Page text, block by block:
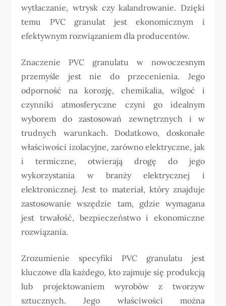
wytłaczanie, wtrysk czy kalandrowanie. Dzięki
temu PVC granulat jest ekonomicznym i
efektywnym rozwiązaniem dla producentów.
Znaczenie PVC granulatu w nowoczesnym
przemyśle jest nie do przecenienia. Jego
odporność na korozję, chemikalia, wilgoć i
czynniki atmosferyczne czyni go idealnym
wyborem do zastosowań zewnętrznych i w
trudnych warunkach. Dodatkowo, doskonałe
właściwości izolacyjne, zarówno elektryczne, jak
i termiczne, otwierają drogę do jego
wykorzystania w branży elektrycznej i
elektronicznej. Jest to materiał, który znajduje
zastosowanie wszędzie tam, gdzie wymagana
jest trwałość, bezpieczeństwo i ekonomiczne
rozwiązania.
Zrozumienie specyfiki PVC granulatu jest
kluczowe dla każdego, kto zajmuje się produkcją
lub projektowaniem wyrobów z tworzyw
sztucznych. Jego właściwości można